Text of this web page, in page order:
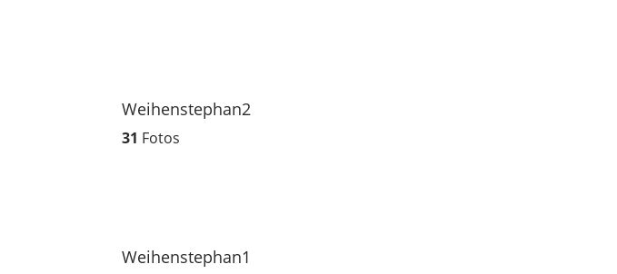
Weihenstephan2
31 Fotos
Weihenstephan1